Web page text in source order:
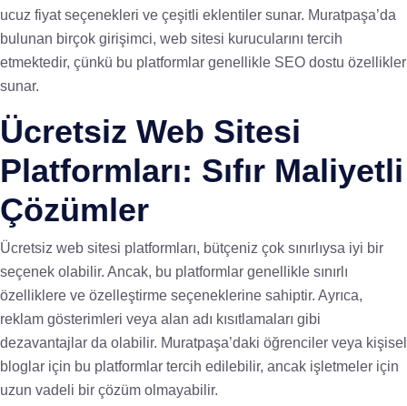
ucuz fiyat seçenekleri ve çeşitli eklentiler sunar. Muratpaşa’da
bulunan birçok girişimci, web sitesi kurucularını tercih
etmektedir, çünkü bu platformlar genellikle SEO dostu özellikler
sunar.
Ücretsiz Web Sitesi
Platformları: Sıfır Maliyetli
Çözümler
Ücretsiz web sitesi platformları, bütçeniz çok sınırlıysa iyi bir
seçenek olabilir. Ancak, bu platformlar genellikle sınırlı
özelliklere ve özelleştirme seçeneklerine sahiptir. Ayrıca,
reklam gösterimleri veya alan adı kısıtlamaları gibi
dezavantajlar da olabilir. Muratpaşa’daki öğrenciler veya kişisel
bloglar için bu platformlar tercih edilebilir, ancak işletmeler için
uzun vadeli bir çözüm olmayabilir.